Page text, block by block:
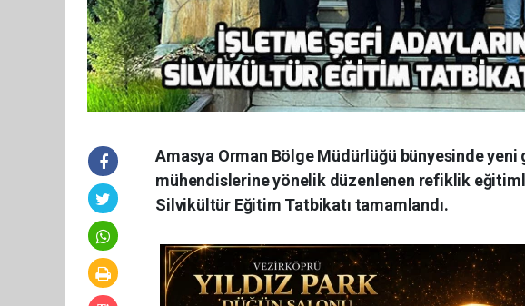
Amasya Orman Bölge Müdürlüğü bünyesinde yeni
mühendislerine yönelik düzenlenen refiklik
Silvikültür Eğitim Tatbikatı tamamlandı.